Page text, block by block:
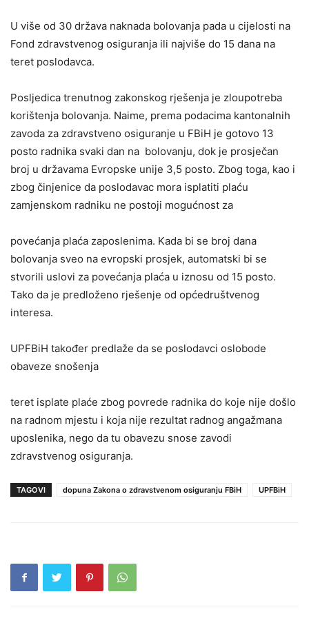
U više od 30 država naknada bolovanja pada u cijelosti na
Fond zdravstvenog osiguranja ili najviše do 15 dana na
teret poslodavca.
Posljedica trenutnog zakonskog rješenja je zloupotreba
korištenja bolovanja. Naime, prema podacima kantonalnih
zavoda za zdravstveno osiguranje u FBiH je gotovo 13
posto radnika svaki dan na bolovanju, dok je prosječan
broj u državama Evropske unije 3,5 posto. Zbog toga, kao i
zbog činjenice da poslodavac mora isplatiti plaću
zamjenskom radniku ne postoji mogućnost za
povećanja plaća zaposlenima. Kada bi se broj dana
bolovanja sveo na evropski prosjek, automatski bi se
stvorili uslovi za povećanja plaća u iznosu od 15 posto.
Tako da je predloženo rješenje od općedruštvenog
interesa.
UPFBiH također predlaže da se poslodavci oslobode
obaveze snošenja
teret isplate plaće zbog povrede radnika do koje nije došlo
na radnom mjestu i koja nije rezultat radnog angažmana
uposlenika, nego da tu obavezu snose zavodi
zdravstvenog osiguranja.
TAGOVI dopuna Zakona o zdravstvenom osiguranju FBiH UPFBiH